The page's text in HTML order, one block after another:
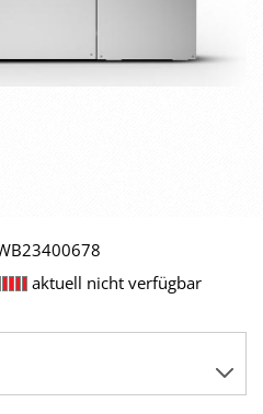
aktuell nicht verfügbar